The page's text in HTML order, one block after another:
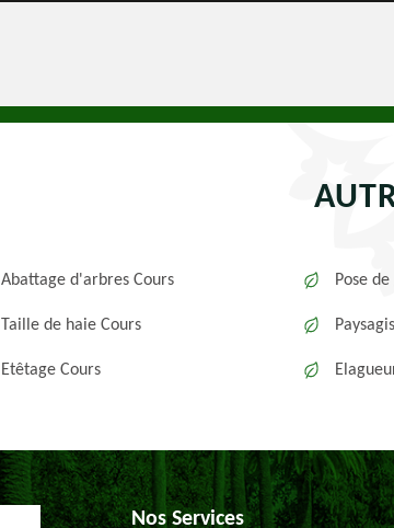
Abattage d'arbres Cours
Taille de haie Cours
Etêtage Cours
Pose
Nos Services